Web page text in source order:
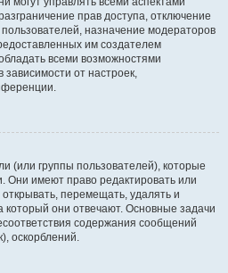
прав доступа, отключение
назначение модераторов
им создателем
всеми возможностями
от настроек,
(или группы пользователей), которые
Они имеют право редактировать или
перемещать, удалять и
они отвечают. Основные задачи
содержания сообщений
оскорблений.